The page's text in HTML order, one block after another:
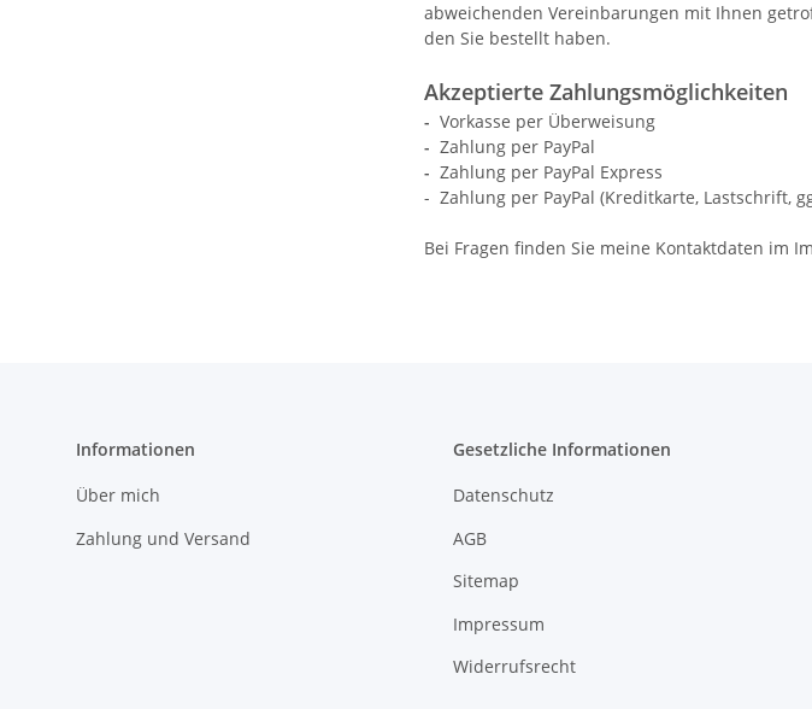
abweichenden Vereinbarungen mit Ihnen
den Sie bestellt haben.
Akzeptierte Zahlungsmöglichkeiten
- Vorkasse per Überweisung
- Zahlung per PayPal
- Zahlung per PayPal Express
- Zahlung per PayPal (Kreditkarte, Lastschrift,
Bei Fragen finden Sie meine Kontaktdaten im
Informationen
Über mich
Zahlung und Versand
Gesetzliche Informationen
Datenschutz
AGB
Sitemap
Impressum
Widerrufsrecht